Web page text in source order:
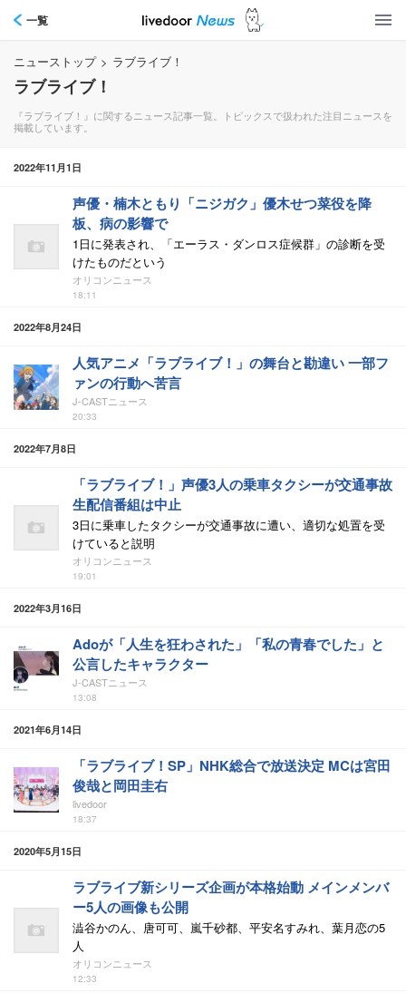
一覧
ニューストップ > ラブライブ！
ラブライブ！
『ラブライブ！』に関するニュース記事一覧。トピックスで扱われた注目ニュースを
掲載しています。
2022年11月1日
声優・楠木ともり「ニジガク」優木せつ菜役を降
板、病の影響で
1日に発表され、「エーラス・ダンロス症候群」の診断を受
けたものだという
オリコンニュース
18:11
2022年8月24日
人気アニメ「ラブライブ！」の舞台と勘違い 一部フ
ァンの行動へ苦言
J-CASTニュース
20:33
2022年7月8日
「ラブライブ！」声優3人の乗車タクシーが交通事故
生配信番組は中止
3日に乗車したタクシーが交通事故に遭い、適切な処置を受
けていると説明
オリコンニュース
19:01
2022年3月16日
Adoが「人生を狂わされた」「私の青春でした」と
公言したキャラクター
J-CASTニュース
13:08
2021年6月14日
「ラブライブ！SP」NHK総合で放送決定 MCは宮田
俊哉と岡田圭右
livedoor
18:37
2020年5月15日
ラブライブ新シリーズ企画が本格始動 メインメンバ
ー5人の画像も公開
澁谷かのん、唐可可、嵐千砂都、平安名すみれ、葉月恋の5
人
オリコンニュース
12:33